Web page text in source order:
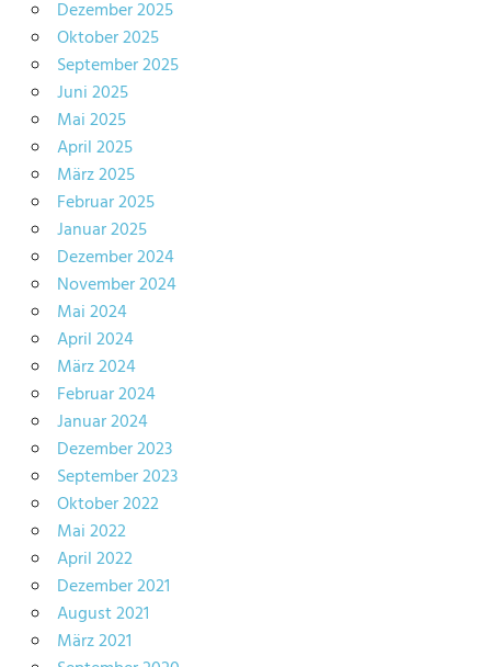
Dezember 2025
Oktober 2025
September 2025
Juni 2025
Mai 2025
April 2025
März 2025
Februar 2025
Januar 2025
Dezember 2024
November 2024
Mai 2024
April 2024
März 2024
Februar 2024
Januar 2024
Dezember 2023
September 2023
Oktober 2022
Mai 2022
April 2022
Dezember 2021
August 2021
März 2021